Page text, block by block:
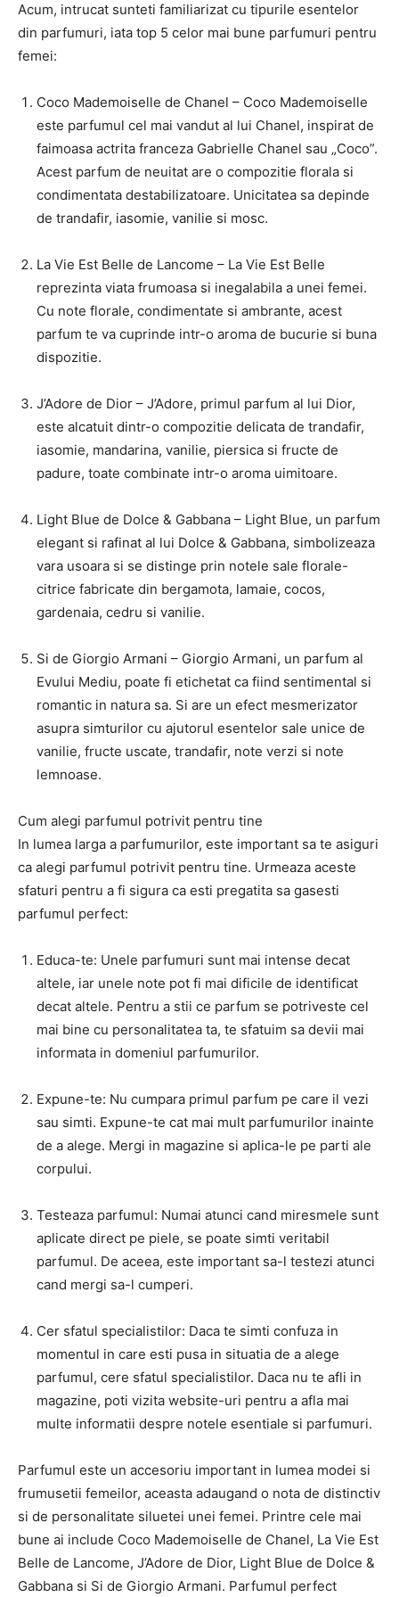
Acum, intrucat sunteti familiarizat cu tipurile esentelor
din parfumuri, iata top 5 celor mai bune parfumuri pentru
femei:
Coco Mademoiselle de Chanel – Coco Mademoiselle
este parfumul cel mai vandut al lui Chanel, inspirat de
faimoasa actrita franceza Gabrielle Chanel sau „Coco”.
Acest parfum de neuitat are o compozitie florala si
condimentata destabilizatoare. Unicitatea sa depinde
de trandafir, iasomie, vanilie si mosc.
La Vie Est Belle de Lancome – La Vie Est Belle
reprezinta viata frumoasa si inegalabila a unei femei.
Cu note florale, condimentate si ambrante, acest
parfum te va cuprinde intr-o aroma de bucurie si buna
dispozitie.
J’Adore de Dior – J’Adore, primul parfum al lui Dior,
este alcatuit dintr-o compozitie delicata de trandafir,
iasomie, mandarina, vanilie, piersica si fructe de
padure, toate combinate intr-o aroma uimitoare.
Light Blue de Dolce & Gabbana – Light Blue, un parfum
elegant si rafinat al lui Dolce & Gabbana, simbolizeaza
vara usoara si se distinge prin notele sale florale-
citrice fabricate din bergamota, lamaie, cocos,
gardenaia, cedru si vanilie.
Si de Giorgio Armani – Giorgio Armani, un parfum al
Evului Mediu, poate fi etichetat ca fiind sentimental si
romantic in natura sa. Si are un efect mesmerizator
asupra simturilor cu ajutorul esentelor sale unice de
vanilie, fructe uscate, trandafir, note verzi si note
lemnoase.
Cum alegi parfumul potrivit pentru tine
In lumea larga a parfumurilor, este important sa te asiguri
ca alegi parfumul potrivit pentru tine. Urmeaza aceste
sfaturi pentru a fi sigura ca esti pregatita sa gasesti
parfumul perfect:
Educa-te: Unele parfumuri sunt mai intense decat
altele, iar unele note pot fi mai dificile de identificat
decat altele. Pentru a stii ce parfum se potriveste cel
mai bine cu personalitatea ta, te sfatuim sa devii mai
informata in domeniul parfumurilor.
Expune-te: Nu cumpara primul parfum pe care il vezi
sau simti. Expune-te cat mai mult parfumurilor inainte
de a alege. Mergi in magazine si aplica-le pe parti ale
corpului.
Testeaza parfumul: Numai atunci cand miresmele sunt
aplicate direct pe piele, se poate simti veritabil
parfumul. De aceea, este important sa-l testezi atunci
cand mergi sa-l cumperi.
Cer sfatul specialistilor: Daca te simti confuza in
momentul in care esti pusa in situatia de a alege
parfumul, cere sfatul specialistilor. Daca nu te afli in
magazine, poti vizita website-uri pentru a afla mai
multe informatii despre notele esentiale si parfumuri.
Parfumul este un accesoriu important in lumea modei si
frumusetii femeilor, aceasta adaugand o nota de distinctiv
si de personalitate siluetei unei femei. Printre cele mai
bune ai include Coco Mademoiselle de Chanel, La Vie Est
Belle de Lancome, J’Adore de Dior, Light Blue de Dolce &
Gabbana si Si de Giorgio Armani. Parfumul perfect